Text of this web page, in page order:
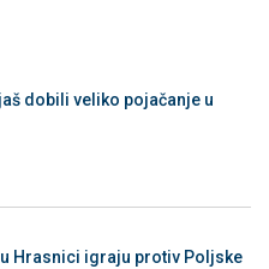
dobili veliko pojačanje u
Hrasnici igraju protiv Poljske